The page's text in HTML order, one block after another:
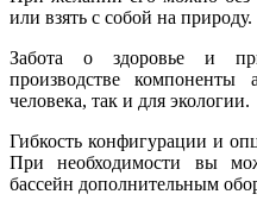
или взять с собой на природу.
Забота о здоровье и
производстве компоненты
человека, так и для экологии.
Гибкость конфигурации и
При необходимости вы
бассейн дополнительным